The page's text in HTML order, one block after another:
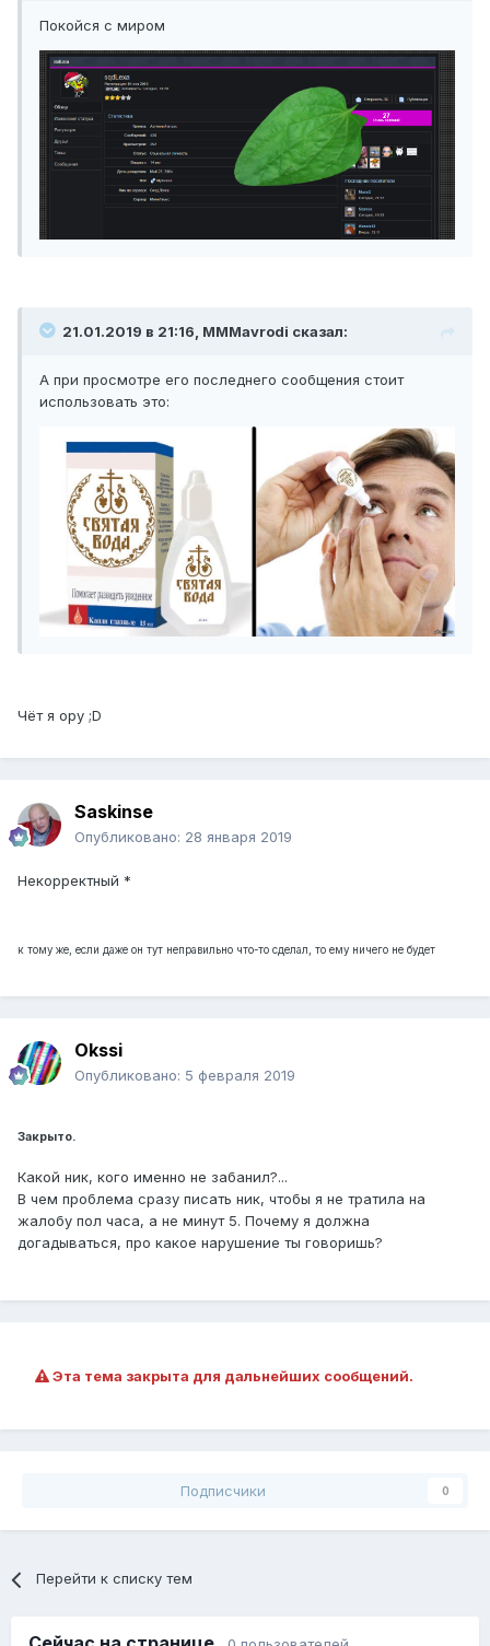
Покойся с миром
21.01.2019 в 21:16, MMMavrodi сказал:
А при просмотре его последнего сообщения стоит
использовать это:
Чёт я ору ;D
Saskinse
Опубликовано: 28 января 2019
Некорректный *
к тому же, если даже он тут неправильно что-то сделал, то ему ничего не будет
Okssi
Опубликовано: 5 февраля 2019
Закрыто.
Какой ник, кого именно не забанил?...
В чем проблема сразу писать ник, чтобы я не тратила на
жалобу пол часа, а не минут 5. Почему я должна
догадываться, про какое нарушение ты говоришь?
Эта тема закрыта для дальнейших сообщений.
Подписчики 0
Перейти к списку тем